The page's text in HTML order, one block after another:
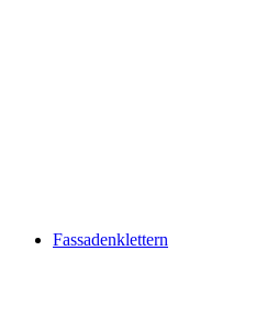
Fassadenklettern